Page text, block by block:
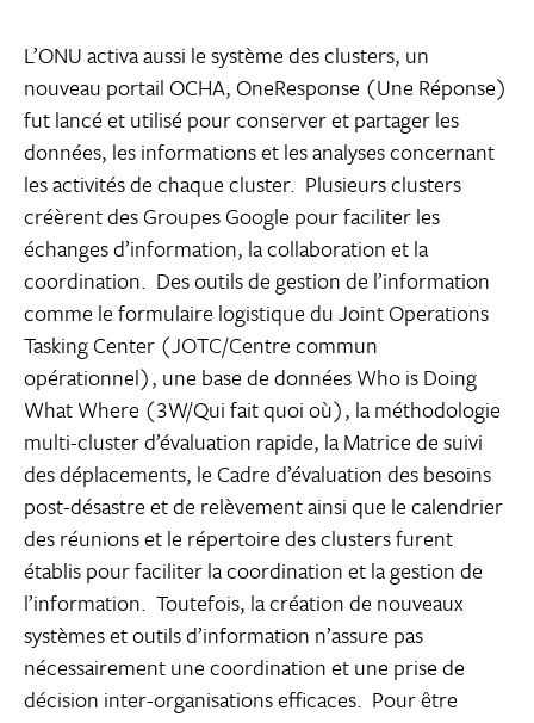
L’ONU activa aussi le système des clusters, un
nouveau portail OCHA, OneResponse (Une Réponse)
fut lancé et utilisé pour conserver et partager les
données, les informations et les analyses concernant
les activités de chaque cluster. Plusieurs clusters
créèrent des Groupes Google pour faciliter les
échanges d’information, la collaboration et la
coordination. Des outils de gestion de l’information
comme le formulaire logistique du Joint Operations
Tasking Center (JOTC/Centre commun
opérationnel), une base de données Who is Doing
What Where (3W/Qui fait quoi où), la méthodologie
multi-cluster d’évaluation rapide, la Matrice de suivi
des déplacements, le Cadre d’évaluation des besoins
post-désastre et de relèvement ainsi que le calendrier
des réunions et le répertoire des clusters furent
établis pour faciliter la coordination et la gestion de
l’information. Toutefois, la création de nouveaux
systèmes et outils d’information n’assure pas
nécessairement une coordination et une prise de
décision inter-organisations efficaces. Pour être